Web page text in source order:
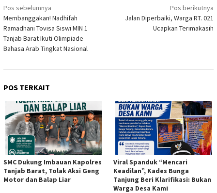
Navigasi
pos
Pos sebelumnya
Membanggakan! Nadhifah
Ramadhani Tovisa Siswi MIN 1
Tanjab Barat Ikuti Olimpiade
Bahasa Arab Tingkat Nasional
Pos berikutnya
Jalan Diperbaiki, Warga RT. 021
Ucapkan Terimakasih
POS TERKAIT
SMC Dukung Imbauan Kapolres
Tanjab Barat, Tolak Aksi Geng
Motor dan Balap Liar
Viral Spanduk “Mencari
Keadilan”, Kades Bunga
Tanjung Beri Klarifikasi: Bukan
Warga Desa Kami